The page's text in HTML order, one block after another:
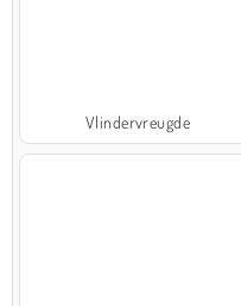
Vlindervreugde